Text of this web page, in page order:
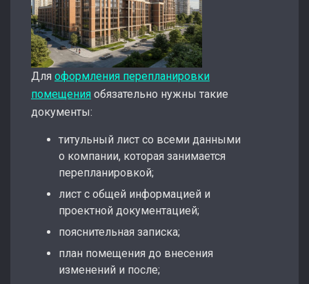
Для оформления перепланировки
помещения обязательно нужны такие
документы:
титульный лист со всеми данными
о компании, которая занимается
перепланировкой;
лист с общей информацией и
проектной документацией;
пояснительная записка;
план помещения до внесения
изменений и после;